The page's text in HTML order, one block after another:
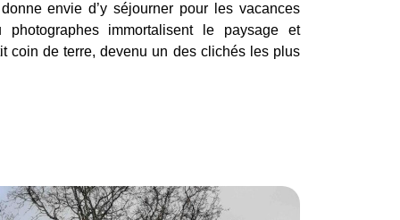
envie d’y séjourner pour les vacances
photographes immortalisent le paysage et
coin de terre, devenu un des clichés les plus